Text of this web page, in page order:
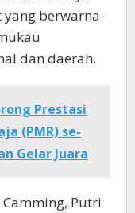
berwarna-
dan daerah.
Prestasi
(PMR) se-
Gelar Juara
Camming, Putri